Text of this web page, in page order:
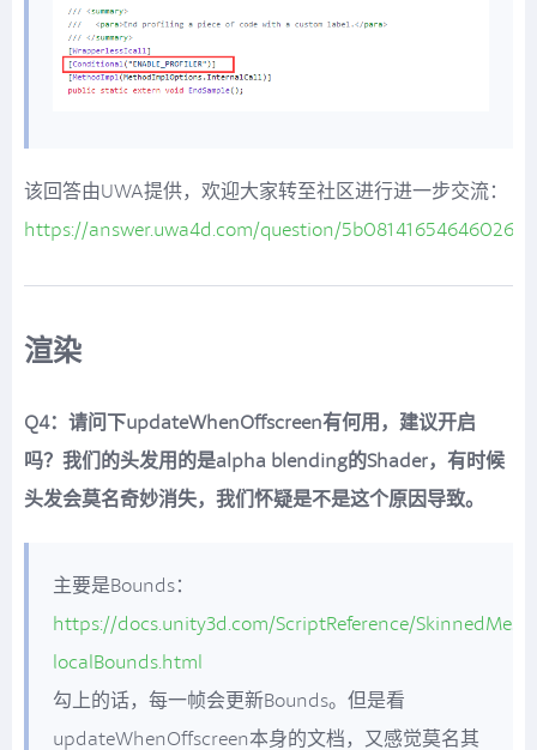
该回答由UWA提供，欢迎大家转至社区进行进一步交流：
https://answer.uwa4d.com/question/
渲染
Q4：请问下updateWhenOffscreen有何用，建议开启
吗？我们的头发用的是alpha blending的Shader，有时候
头发会莫名奇妙消失，我们怀疑是不是这个原因导致。
主要是Bounds：
https://docs.unity3d.com/ScriptReference/
localBounds.html
勾上的话，每一帧会更新Bounds。但是看
updateWhenOffscreen本身的文档，又感觉莫名其